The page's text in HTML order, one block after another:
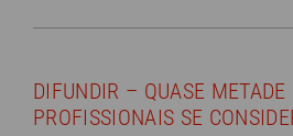
DIFUNDIR – QUASE METADE
PROFISSIONAIS SE